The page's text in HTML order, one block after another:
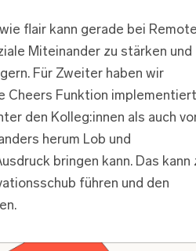
flair kann gerade bei
Miteinander zu stärken und
Für Zweiter haben wir
Cheers Funktion
den Kolleg:innen als auch
herum Lob und
bringen kann. Das kann
führen und den